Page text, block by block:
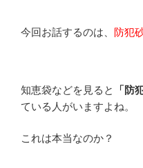
今回お話するのは、 防犯
知恵袋などを見ると 「防
ている人がいますよね。
これは本当なのか？